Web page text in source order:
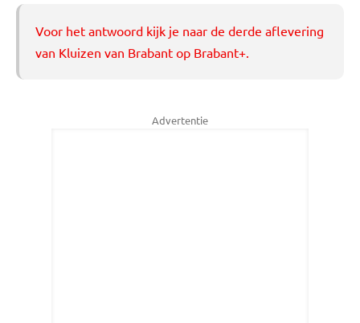
Voor het antwoord kijk je naar de derde aflevering
van Kluizen van Brabant op Brabant+.
Advertentie